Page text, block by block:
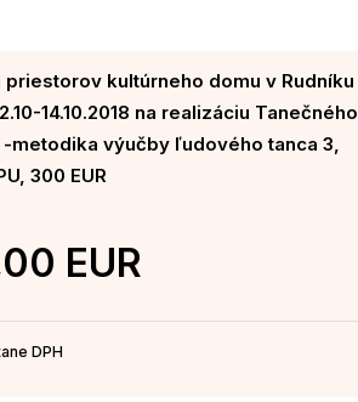
priestorov kultúrneho domu v Rudníku
14.10.2018 na realizáciu Tanečného
-metodika výučby ľudového tanca 3,
300 EUR
EUR
DPH